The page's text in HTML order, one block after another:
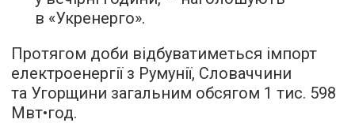
в «Укренерго».
Протягом доби відбуватиметься імпорт
електроенергії з Румунії, Словаччини
та Угорщини загальним обсягом 1 тис. 598
Мвт•год.